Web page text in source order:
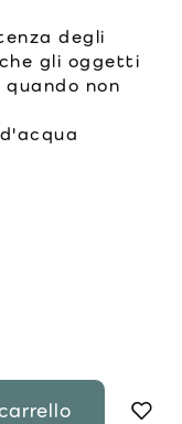
degli
gli oggetti
non